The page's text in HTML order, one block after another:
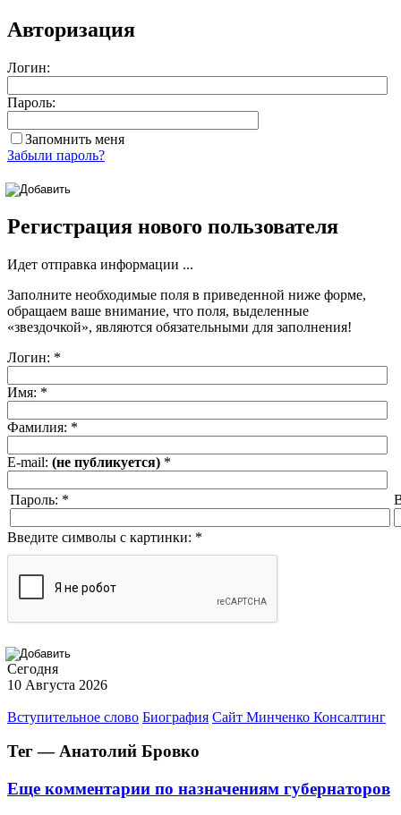
Авторизация
Логин:
Пароль:
Запомнить меня
Забыли пароль?
Регистрация нового пользователя
Идет отправка информации ...
Заполните необходимые поля в приведенной ниже форме,
обращаем ваше внимание, что поля, выделенные
«звездочкой», являются обязательными для заполнения!
Логин: *
Имя: *
Фамилия: *
E-mail: (не публикуется) *
Пароль: *
Введите символы с картинки: *
Сегодня
10 Августа 2026
Вступительное слово Биография Сайт Минченко Консалтинг
Тег — Анатолий Бровко
Еще комментарии по назначениям губернаторов